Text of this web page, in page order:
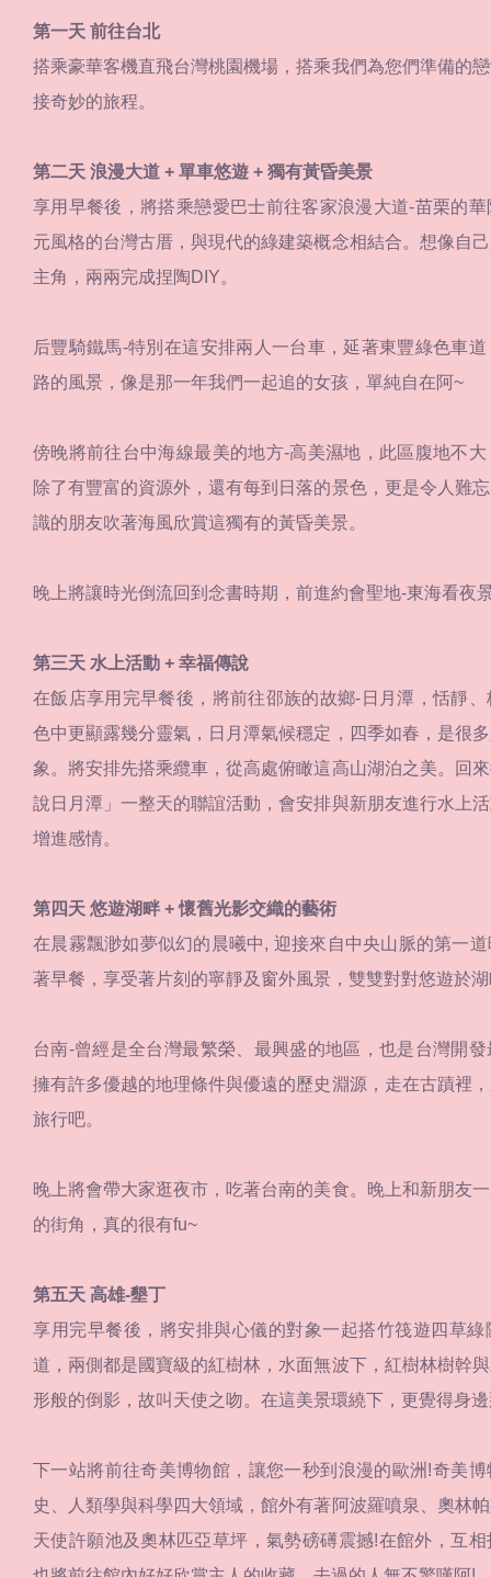
第一天 前往台北
搭乘豪華客機直飛台灣桃園機場，搭乘我們為您們準備的
接奇妙的旅程。
第二天 浪漫大道 + 單車悠遊 + 獨有黃昏美景
享用早餐後，將搭乘戀愛巴士前往客家浪漫大道-苗栗的
元風格的台灣古厝，與現代的綠建築概念相結合。想像自
主角，兩兩完成捏陶DIY。
后豐騎鐵馬-特別在這安排兩人一台車，延著東豐綠色車
路的風景，像是那一年我們一起追的女孩，單純自在阿~
傍晚將前往台中海線最美的地方-高美濕地，此區腹地不
除了有豐富的資源外，還有每到日落的景色，更是令人難
識的朋友吹著海風欣賞這獨有的黃昏美景。
晚上將讓時光倒流回到念書時期，前進約會聖地-東海看夜
第三天 水上活動 + 幸福傳說
在飯店享用完早餐後，將前往邵族的故鄉-日月潭，恬靜
色中更顯露幾分靈氣，日月潭氣候穩定，四季如春，是很
象。將安排先搭乘纜車，從高處俯瞰這高山湖泊之美。回
說日月潭」一整天的聯誼活動，會安排與新朋友進行水上
增進感情。
第四天 悠遊湖畔 + 懷舊光影交織的藝術
在晨霧飄渺如夢似幻的晨曦中, 迎接來自中央山脈的第一
著早餐，享受著片刻的寧靜及窗外風景，雙雙對對悠遊於
台南-曾經是全台灣最繁榮、最興盛的地區，也是台灣開
擁有許多優越的地理條件與優遠的歷史淵源，走在古蹟裡
旅行吧。
晚上將會帶大家逛夜市，吃著台南的美食。晚上和新朋友
的街角，真的很有fu~
第五天 高雄-墾丁
享用完早餐後，將安排與心儀的對象一起搭竹筏遊四草
道，兩側都是國寶級的紅樹林，水面無波下，紅樹林樹幹
形般的倒影，故叫天使之吻。在這美景環繞下，更覺得身
下一站將前往奇美博物館，讓您一秒到浪漫的歐洲!奇美
史、人類學與科學四大領域，館外有著阿波羅噴泉、奧林
天使許願池及奧林匹亞草坪，氣勢磅礡震撼!在館外，互